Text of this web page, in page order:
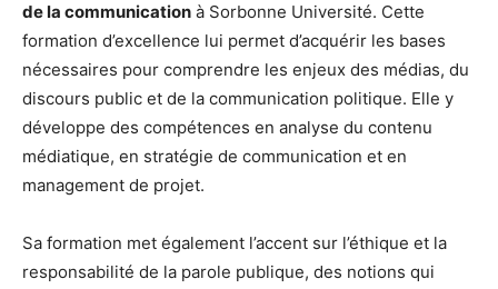
de la communication à Sorbonne Université. Cette
formation d’excellence lui permet d’acquérir les bases
nécessaires pour comprendre les enjeux des médias, du
discours public et de la communication politique. Elle y
développe des compétences en analyse du contenu
médiatique, en stratégie de communication et en
management de projet.
Sa formation met également l’accent sur l’éthique et la
responsabilité de la parole publique, des notions qui